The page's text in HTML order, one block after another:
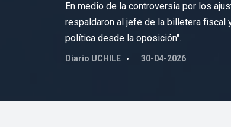
En medio de la controversia por los
respaldaron al jefe de la billetera fiscal
política desde la oposición".
Diario UCHILE 30-04-2026